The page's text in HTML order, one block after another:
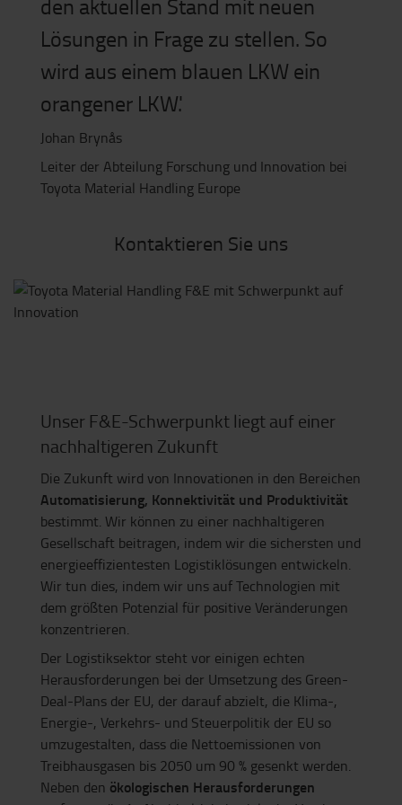
Lösungen in Frage zu stellen. So
wird aus einem blauen LKW ein
orangener LKW.'
Johan Brynås
Leiter der Abteilung Forschung und Innovation bei
Toyota Material Handling Europe
Kontaktieren Sie uns
Unser F&E-Schwerpunkt liegt auf einer
nachhaltigeren Zukunft
Die Zukunft wird von Innovationen in den Bereichen
Automatisierung, Konnektivität und Produktivität
bestimmt. Wir können zu einer nachhaltigeren
Gesellschaft beitragen, indem wir die sichersten und
energieeffizientesten Logistiklösungen entwickeln.
Wir tun dies, indem wir uns auf Technologien mit
dem größten Potenzial für positive Veränderungen
konzentrieren.
Der Logistiksektor steht vor einigen echten
Herausforderungen bei der Umsetzung des Green-
Deal-Plans der EU, der darauf abzielt, die Klima-,
Energie-, Verkehrs- und Steuerpolitik der EU so
umzugestalten, dass die Nettoemissionen von
Treibhausgasen bis 2050 um 90 % gesenkt werden.
Neben den ökologischen Herausforderungen